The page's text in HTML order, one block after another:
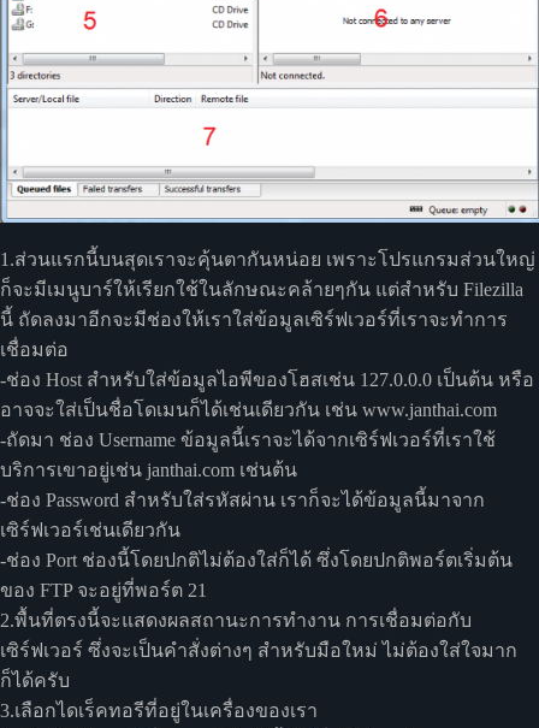
1.ส่วนแรกนี้บนสุดเราจะคุ้นตากันหน่อย เพราะโปรแกรมส่วนใหญ่
ก็จะมีเมนูบาร์ให้เรียกใช้ในลักษณะคล้ายๆกัน แต่สำหรับ Filezilla
นี้ ถัดลงมาอีกจะมีช่องให้เราใส่ข้อมูลเซิร์ฟเวอร์ที่เราจะทำการ
เชื่อมต่อ
-ช่อง Host สำหรับใส่ข้อมูลไอพีของโฮสเช่น 127.0.0.0 เป็นต้น หรือ
อาจจะใส่เป็นชื่อโดเมนก็ได้เช่นเดียวกัน เช่น www.janthai.com
-ถัดมา ช่อง Username ข้อมูลนี้เราจะได้จากเซิร์ฟเวอร์ที่เราใช้
บริการเขาอยู่เช่น janthai.com เช่นต้น
-ช่อง Password สำหรับใส่รหัสผ่าน เราก็จะได้ข้อมูลนี้มาจาก
เซิร์ฟเวอร์เช่นเดียวกัน
-ช่อง Port ช่องนี้โดยปกติไม่ต้องใส่ก็ได้ ซึ่งโดยปกติพอร์ตเริ่มต้น
ของ FTP จะอยู่ที่พอร์ต 21
2.พื้นที่ตรงนี้จะแสดงผลสถานะการทำงาน การเชื่อมต่อกับ
เซิร์ฟเวอร์ ซึ่งจะเป็นคำสั่งต่างๆ สำหรับมือใหม่ ไม่ต้องใส่ใจมาก
ก็ได้ครับ
3.เลือกไดเร็คทอรีที่อยู่ในเครื่องของเรา